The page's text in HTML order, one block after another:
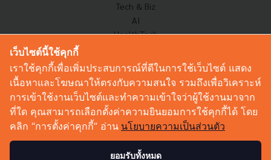
Tech & Biz
AI
HealthTech
Corp Innov
Saucy Thoughts
Sustainable
Videos
Podcast
เว็บไซต์นี้ใช้คุกกี้
เราใช้คุกกี้เพื่อเพิ่มประสบการณ์ที่ดีในการใช้เว็บไซต์ แสดง
เนื้อหาและโฆษณาให้ตรงกับความสนใจ รวมถึงเพื่อวิเคราะห์
การเข้าใช้งานเว็บไซต์และทำความเข้าใจว่าผู้ใช้งานมาจาก
ที่ใด คุณสามารถเลือกตั้งค่าความยินยอมการใช้คุกกี้ได้ โดย
คลิก “การตั้งค่าคุกกี้” อ่าน นโยบายความเป็นส่วนตัว
ยอมรับทั้งหมด